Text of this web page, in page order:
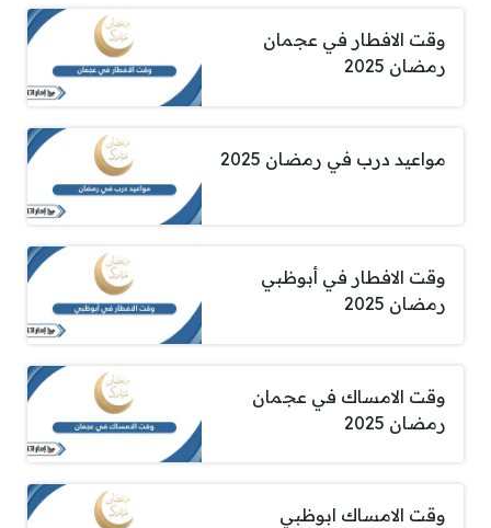
وقت الافطار في عجمان
رمضان 2025
مواعيد درب في رمضان 2025
وقت الافطار في أبوظبي
رمضان 2025
وقت الامساك في عجمان
رمضان 2025
وقت الامساك ابوظبي